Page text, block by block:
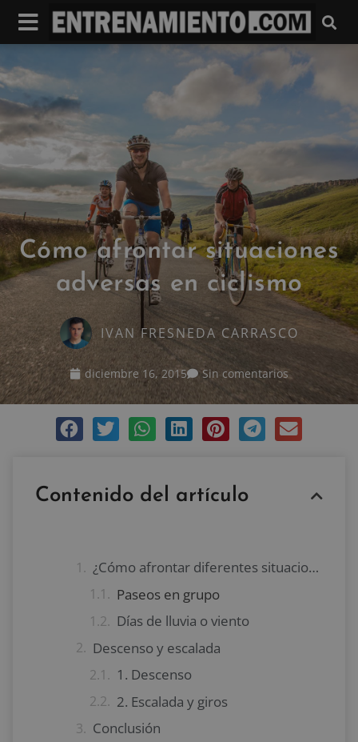
Cómo afrontar situaciones
adversas en ciclismo
IVAN FRESNEDA CARRASCO
diciembre 16, 2015 Sin comentarios
Contenido del artículo
¿Cómo afrontar diferentes situaciones adversas en ciclismo?
Paseos en grupo
Días de lluvia o viento
Descenso y escalada
1. Descenso
2. Escalada y giros
Conclusión